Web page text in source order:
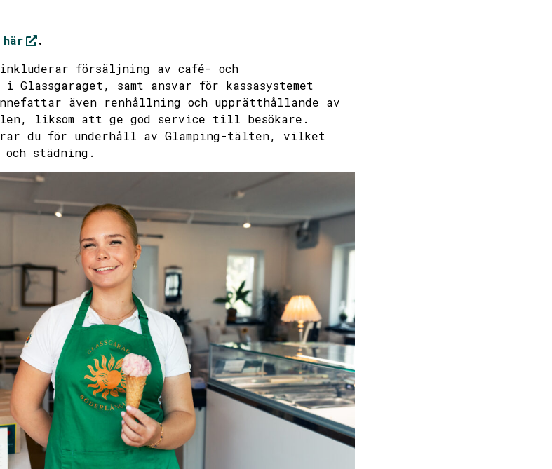
här
.
försäljning av café- och
i Glassgaraget, samt ansvar för kassasystemet
även renhållning och upprätthållande av
liksom att ge god service till besökare.
du för underhåll av Glamping-tälten, vilket
städning.